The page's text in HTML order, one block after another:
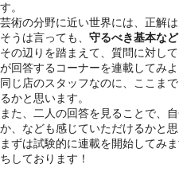
す。
芸術の分野に近い世界には、正解
そうは言っても、 守るべき基本な
その辺りを踏まえて、質問に対し
が回答するコーナーを連載してみよ
同じ店のスタッフなのに、ここま
るかと思います。
また、二人の回答を見ることで、
か、なども感じていただけるかと思
まずは試験的に連載を開始してみ
ちしております！